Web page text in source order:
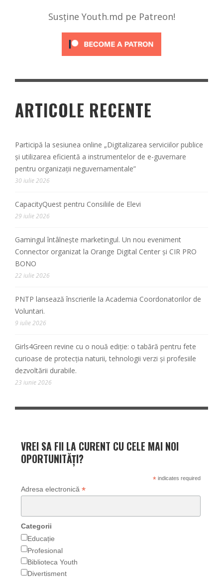
Susține Youth.md pe Patreon!
ARTICOLE RECENTE
Participă la sesiunea online „Digitalizarea serviciilor publice
și utilizarea eficientă a instrumentelor de e-guvernare
pentru organizații neguvernamentale”
30 iulie 2026
CapacityQuest pentru Consiliile de Elevi
29 iulie 2026
Gamingul întâlnește marketingul. Un nou eveniment
Connector organizat la Orange Digital Center și CIR PRO
BONO
22 iulie 2026
PNTP lansează înscrierile la Academia Coordonatorilor de
Voluntari.
9 iulie 2026
Girls4Green revine cu o nouă ediție: o tabără pentru fete
curioase de protecția naturii, tehnologii verzi și profesiile
dezvoltării durabile.
23 iunie 2026
VREI SA FII LA CURENT CU CELE MAI NOI
OPORTUNITĂȚI?
*indicates required
Adresa electronică *
Categorii
Educație
Profesional
Biblioteca Youth
Divertisment